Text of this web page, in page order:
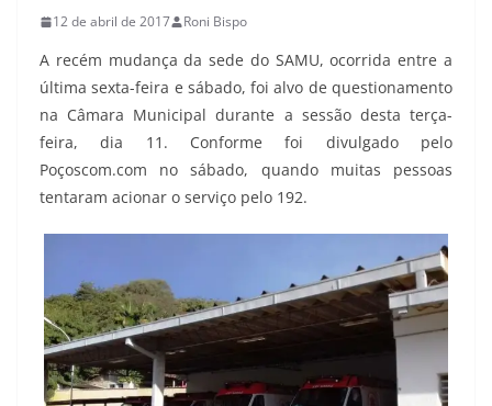
12 de abril de 2017 Roni Bispo
A recém mudança da sede do SAMU, ocorrida entre a
última sexta-feira e sábado, foi alvo de questionamento
na Câmara Municipal durante a sessão desta terça-
feira, dia 11. Conforme foi divulgado pelo
Poçoscom.com no sábado, quando muitas pessoas
tentaram acionar o serviço pelo 192.